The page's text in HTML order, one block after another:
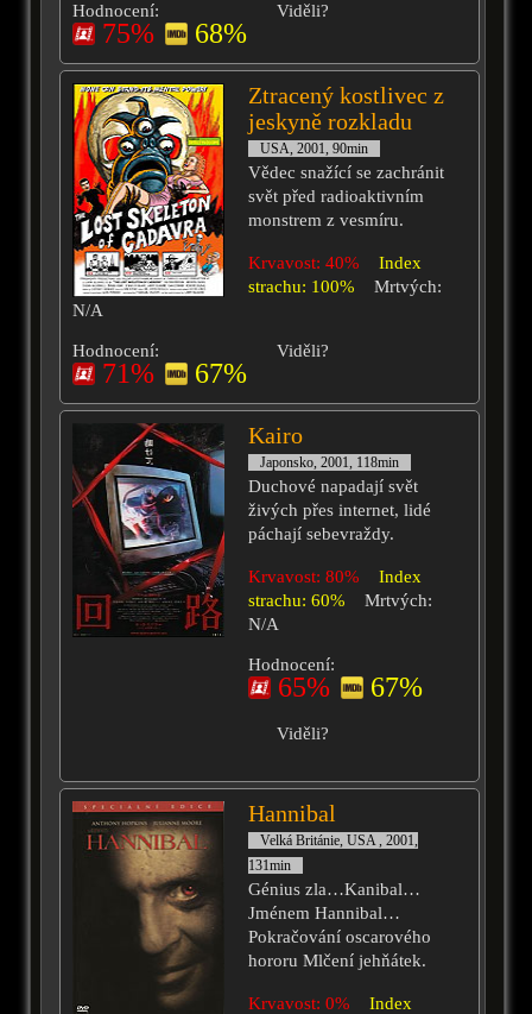
Hodnocení:
75% 68%
Viděli?
Ztracený kostlivec z
jeskyně rozkladu
USA, 2001, 90min
Vědec snažící se zachránit
svět před radioaktivním
monstrem z vesmíru.
Krvavost: 40%
Index
strachu: 100%
Mrtvých:
N/A
Hodnocení:
71% 67%
Viděli?
Kairo
Japonsko, 2001, 118min
Duchové napadají svět
živých přes internet, lidé
páchají sebevraždy.
Krvavost: 80%
Index
strachu: 60%
Mrtvých:
N/A
Hodnocení:
65% 67%
Viděli?
Hannibal
Velká Británie, USA , 2001,
131min
Génius zla…Kanibal…
Jménem Hannibal…
Pokračování oscarového
hororu Mlčení jehňátek.
Krvavost: 0%
Index